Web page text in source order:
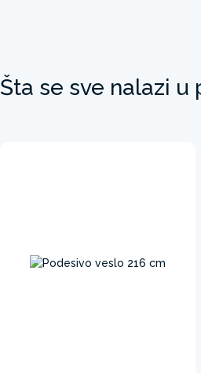
Šta se sve nalazi u